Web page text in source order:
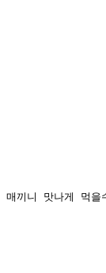
끼니 맛나게 먹을